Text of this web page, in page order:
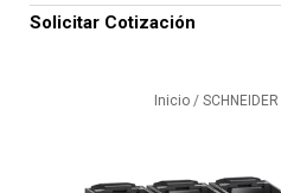
Solicitar Cotización
Inicio/ SCHNEIDER